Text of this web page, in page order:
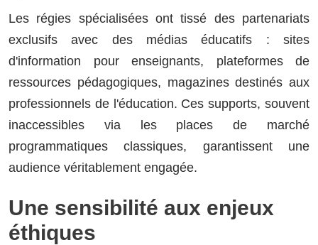
Les régies spécialisées ont tissé des partenariats
exclusifs avec des médias éducatifs : sites
d'information pour enseignants, plateformes de
ressources pédagogiques, magazines destinés aux
professionnels de l'éducation. Ces supports, souvent
inaccessibles via les places de marché
programmatiques classiques, garantissent une
audience véritablement engagée.
Une sensibilité aux enjeux
éthiques